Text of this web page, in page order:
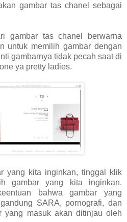
gambar tas chanel sebagai
gambar tas chanel berwarna
untuk memilih gambar dengan
gambarnya tidak pecah saat di
ya pretty ladies.
yang kita inginkan, tinggal klik
gambar yang kita inginkan.
bahwa gambar yang
SARA, pornografi, dan
yang masuk akan ditinjau oleh